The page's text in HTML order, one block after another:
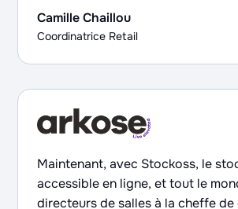
Camille Chaillou
Coordinatrice Retail
Maintenant, avec Stockoss, le
accessible en ligne, et tout le
directeurs de salles à la cheffe